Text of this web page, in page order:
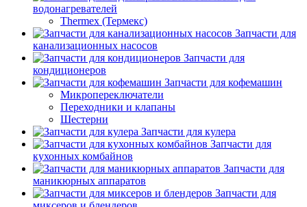
водонагревателей
Thermex (Термекс)
Запчасти для
канализационных насосов
Запчасти для
кондиционеров
Запчасти для кофемашин
Микропереключатели
Переходники и клапаны
Шестерни
Запчасти для кулера
Запчасти для
кухонных комбайнов
Запчасти для
маникюрных аппаратов
Запчасти для